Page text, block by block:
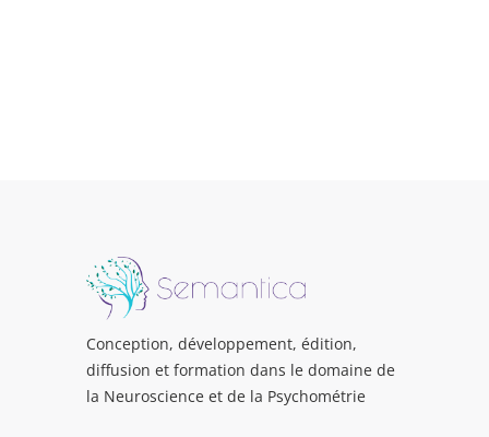
Conception, développement, édition,
diffusion et formation dans le domaine de
la Neuroscience et de la Psychométrie